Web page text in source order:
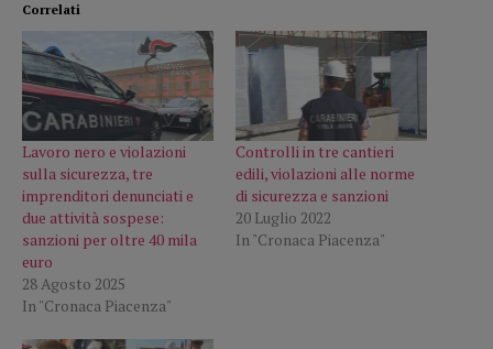
Correlati
Lavoro nero e violazioni
sulla sicurezza, tre
imprenditori denunciati e
due attività sospese:
sanzioni per oltre 40 mila
euro
28 Agosto 2025
In "Cronaca Piacenza"
Controlli in tre cantieri
edili, violazioni alle norme
di sicurezza e sanzioni
20 Luglio 2022
In "Cronaca Piacenza"